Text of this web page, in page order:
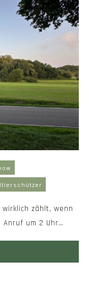
zählt, wenn
um 2 Uhr…